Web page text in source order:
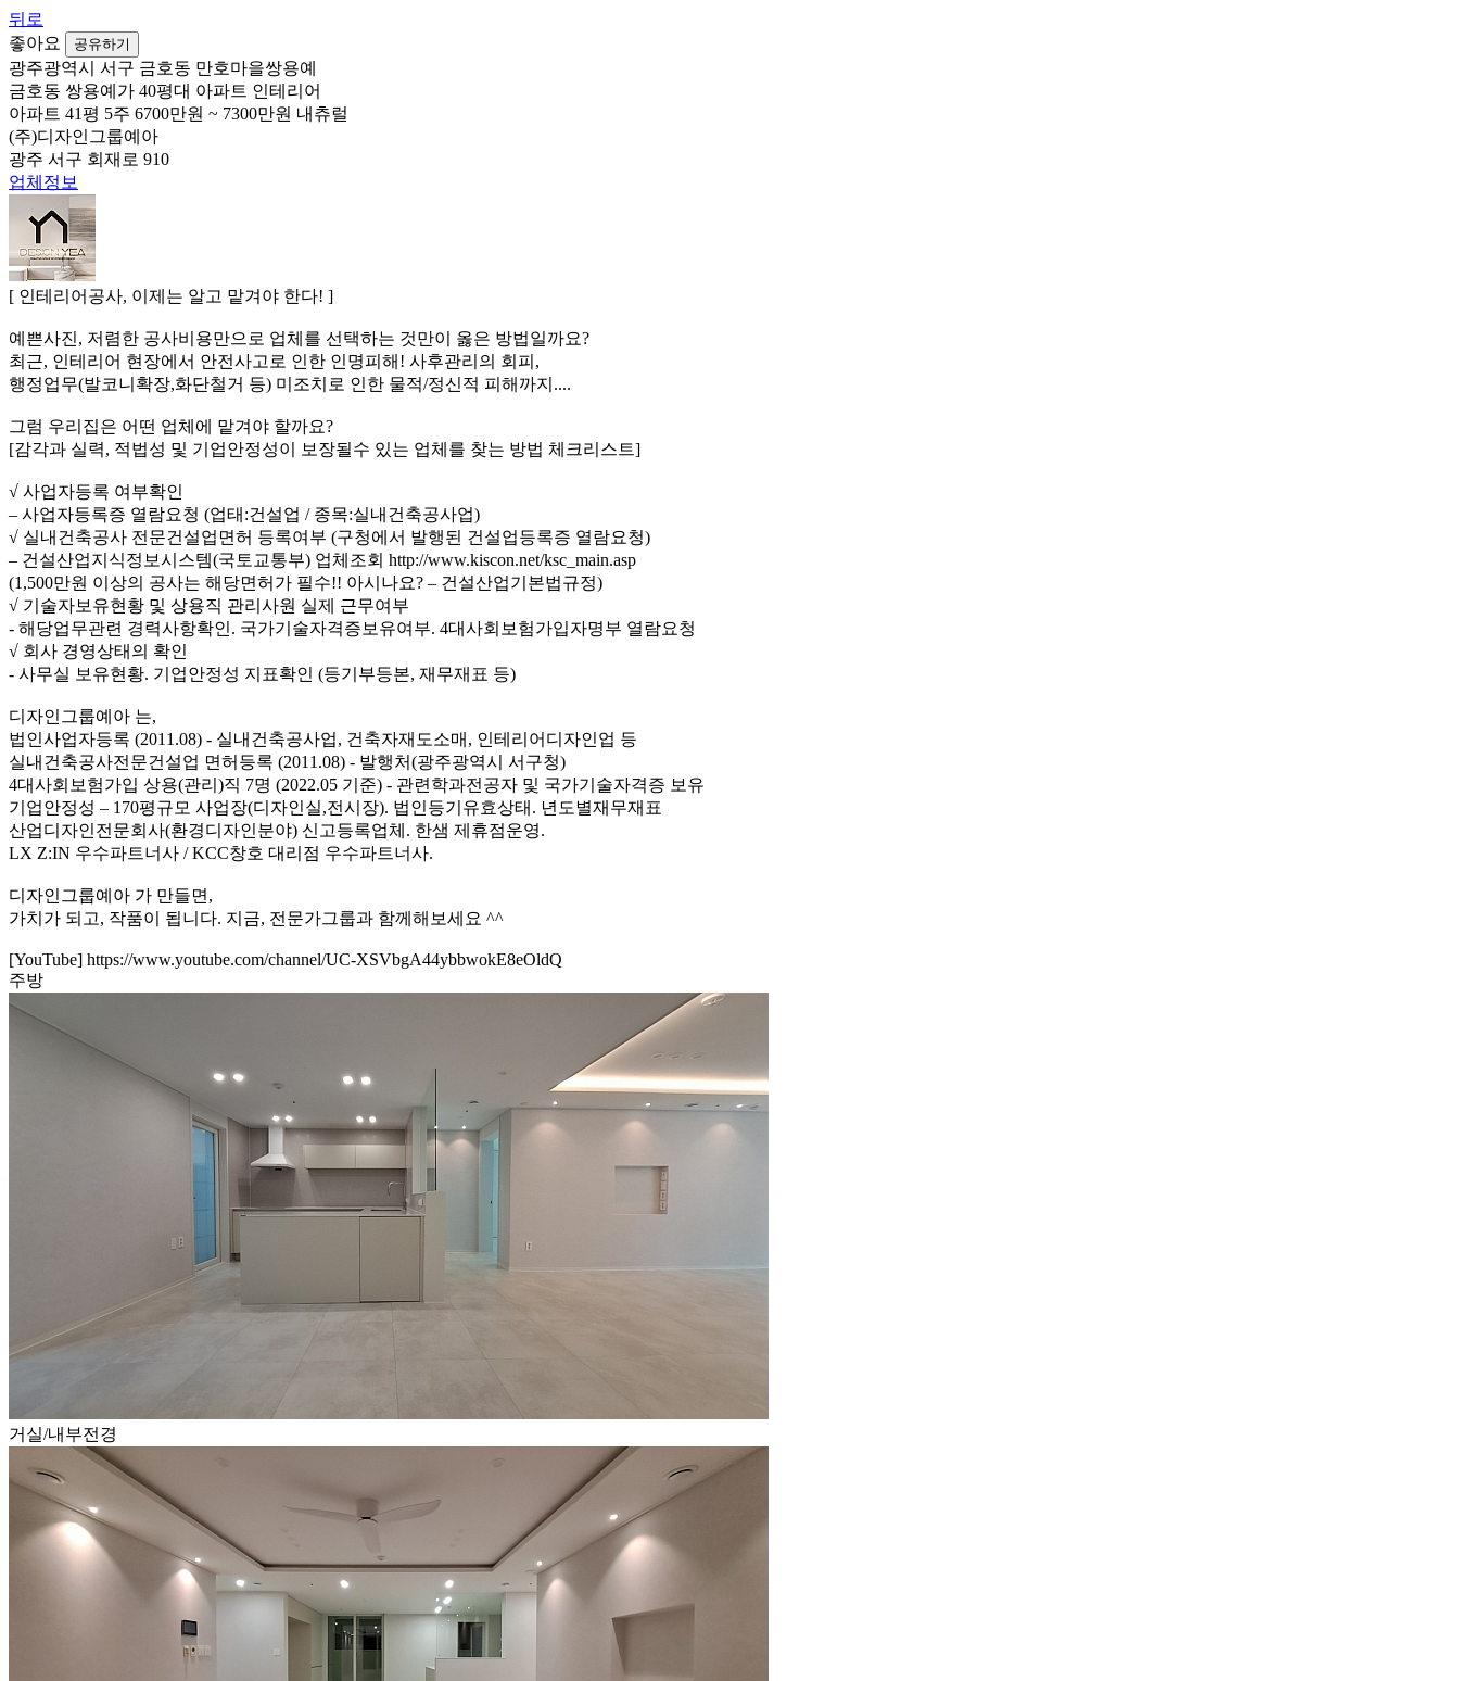
뒤로
좋아요
공유하기
광주광역시 서구 금호동 만호마을쌍용예
금호동 쌍용예가 40평대 아파트 인테리어
아파트 41평 5주 6700만원 ~ 7300만원 내츄럴
(주)디자인그룹예아
광주 서구 회재로 910
업체정보
[ 인테리어공사, 이제는 알고 맡겨야 한다! ]
예쁜사진, 저렴한 공사비용만으로 업체를 선택하는 것만이 옳은 방법일까요?
최근, 인테리어 현장에서 안전사고로 인한 인명피해! 사후관리의 회피,
행정업무(발코니확장,화단철거 등) 미조치로 인한 물적/정신적 피해까지....
그럼 우리집은 어떤 업체에 맡겨야 할까요?
[감각과 실력, 적법성 및 기업안정성이 보장될수 있는 업체를 찾는 방법 체크리스트]
√ 사업자등록 여부확인
– 사업자등록증 열람요청 (업태:건설업 / 종목:실내건축공사업)
√ 실내건축공사 전문건설업면허 등록여부 (구청에서 발행된 건설업등록증 열람요청)
– 건설산업지식정보시스템(국토교통부) 업체조회 http://www.kiscon.net/ksc_main.asp
(1,500만원 이상의 공사는 해당면허가 필수!! 아시나요? – 건설산업기본법규정)
√ 기술자보유현황 및 상용직 관리사원 실제 근무여부
- 해당업무관련 경력사항확인. 국가기술자격증보유여부. 4대사회보험가입자명부 열람요청
√ 회사 경영상태의 확인
- 사무실 보유현황. 기업안정성 지표확인 (등기부등본, 재무재표 등)
디자인그룹예아 는,
법인사업자등록 (2011.08) - 실내건축공사업, 건축자재도소매, 인테리어디자인업 등
실내건축공사전문건설업 면허등록 (2011.08) - 발행처(광주광역시 서구청)
4대사회보험가입 상용(관리)직 7명 (2022.05 기준) - 관련학과전공자 및 국가기술자격증 보유
기업안정성 – 170평규모 사업장(디자인실,전시장). 법인등기유효상태. 년도별재무재표
산업디자인전문회사(환경디자인분야) 신고등록업체. 한샘 제휴점운영.
LX Z:IN 우수파트너사 / KCC창호 대리점 우수파트너사.
디자인그룹예아 가 만들면,
가치가 되고, 작품이 됩니다. 지금, 전문가그룹과 함께해보세요 ^^
[YouTube] https://www.youtube.com/channel/UC-XSVbgA44ybbwokE8eOldQ
주방
거실/내부전경